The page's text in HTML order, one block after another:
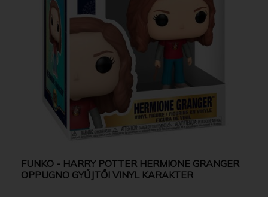
FUNKO - HARRY POTTER HERMIONE GRANGER
OPPUGNO GYŰJTŐI VINYL KARAKTER